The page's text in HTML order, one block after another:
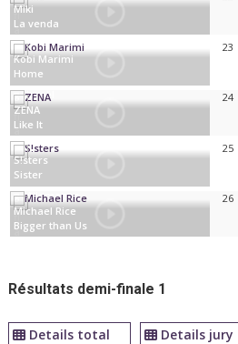
Espagne
Miki
La venda
Israël
Kobi Marimi
Home
23
Biélorussie
ZENA
Like It
24
Allemagne
S!sters
Sister
25
Michael Rice
Bigger than Us
26
Résultats demi-finale 1
Details total
Details jury